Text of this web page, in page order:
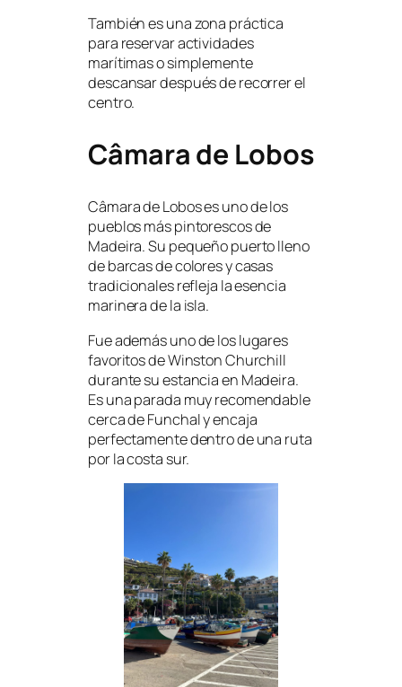
También es una zona práctica
para reservar actividades
marítimas o simplemente
descansar después de recorrer el
centro.
Câmara de Lobos
Câmara de Lobos es uno de los
pueblos más pintorescos de
Madeira. Su pequeño puerto lleno
de barcas de colores y casas
tradicionales refleja la esencia
marinera de la isla.
Fue además uno de los lugares
favoritos de Winston Churchill
durante su estancia en Madeira.
Es una parada muy recomendable
cerca de Funchal y encaja
perfectamente dentro de una ruta
por la costa sur.